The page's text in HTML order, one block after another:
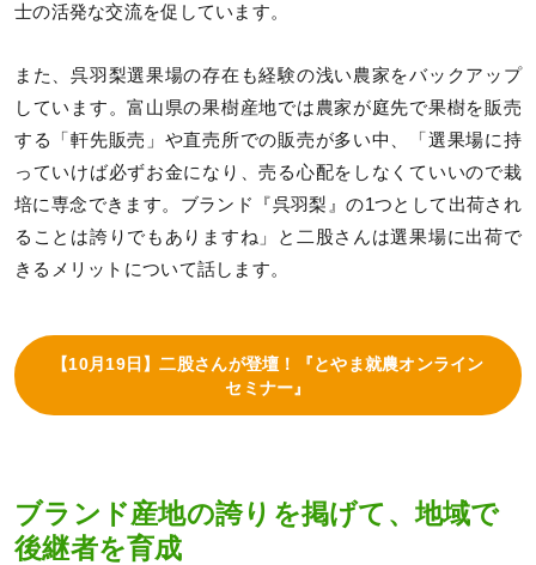
士の活発な交流を促しています。
また、呉羽梨選果場の存在も経験の浅い農家をバックアップ
しています。富山県の果樹産地では農家が庭先で果樹を販売
する「軒先販売」や直売所での販売が多い中、「選果場に持
っていけば必ずお金になり、売る心配をしなくていいので栽
培に専念できます。ブランド『呉羽梨』の1つとして出荷され
ることは誇りでもありますね」と二股さんは選果場に出荷で
きるメリットについて話します。
【10月19日】二股さんが登壇！『とやま就農オンライン
セミナー』
ブランド産地の誇りを掲げて、地域で
後継者を育成